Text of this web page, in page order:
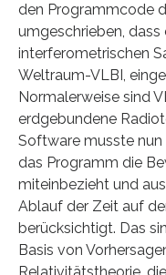
den Programmcode
umgeschrieben,
interferometrischen
Weltraum-VLBI,
Normalerweise sind
erdgebundene
Software musste
das Programm die
miteinbezieht und
Ablauf der Zeit auf
berücksichtigt. Das
Basis von
Relativitätstheorie,